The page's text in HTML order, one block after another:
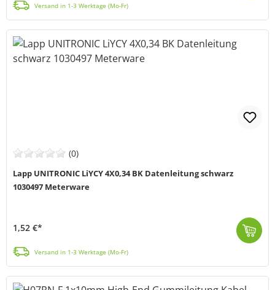
Versand in 1-3 Werktage (Mo-Fr)
(0)
Lapp UNITRONIC LiYCY 4X0,34 BK Datenleitung schwarz
1030497 Meterware
1,52 €*
Versand in 1-3 Werktage (Mo-Fr)